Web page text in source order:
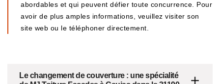
abordables et qui peuvent défier toute concurrence. Pour
avoir de plus amples informations, veuillez visiter son
site web ou le téléphoner directement.
Le changement de couverture : une spécialité